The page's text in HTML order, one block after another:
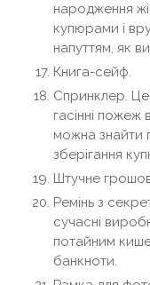
народження
купюрами і
напуттям, як
Книга-сейф.
Спринклер.
гасінні пожеж
можна знайти
зберігання
Штучне
Ремінь з
сучасні
потайним
банкноти.